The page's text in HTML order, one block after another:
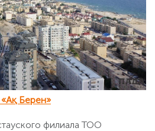
Берен»
филиала ТОО